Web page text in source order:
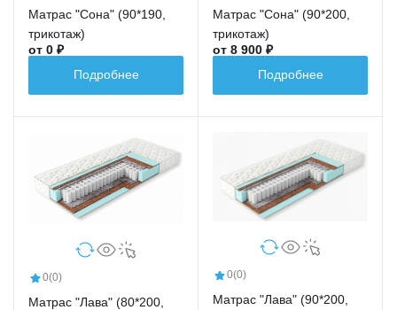
Матрас "Сона" (90*190,
трикотаж)
от 0 ₽
Подробнее
Матрас "Сона" (90*200,
трикотаж)
от 8 900 ₽
Подробнее
0(0)
Матрас "Лава" (80*200,
0(0)
Матрас "Лава" (90*200,